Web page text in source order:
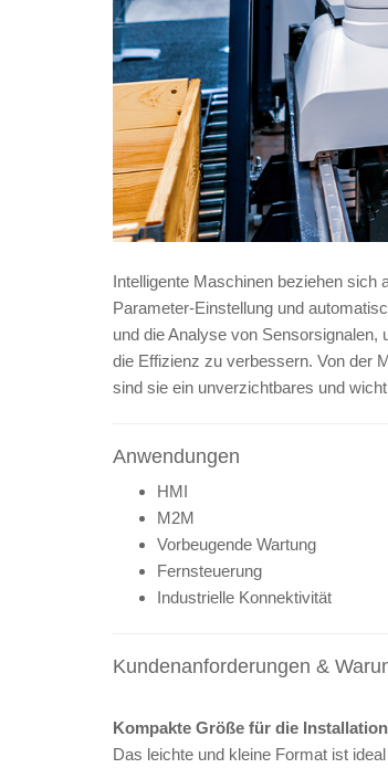
Intelligente Maschinen beziehen sich
Parameter-Einstellung und
und die Analyse von
die Effizienz zu verbessern. Von der
sind sie ein unverzichtbares und
Anwendungen
HMI
M2M
Vorbeugende Wartung
Fernsteuerung
Industrielle Konnektivität
Kundenanforderungen &
Kompakte Größe für die
Das leichte und kleine Format ist